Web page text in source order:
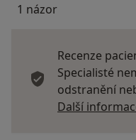
1 názor
Recenze
Specialisté
odstranění
Další